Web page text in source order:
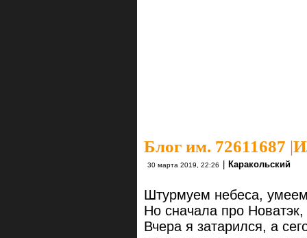
Блог им. 72611687 |
30 марта 2019, 22:26 | Каракольский
Штурмуем небеса,
Но сначала про Новатэк,
Вчера я затарился, а